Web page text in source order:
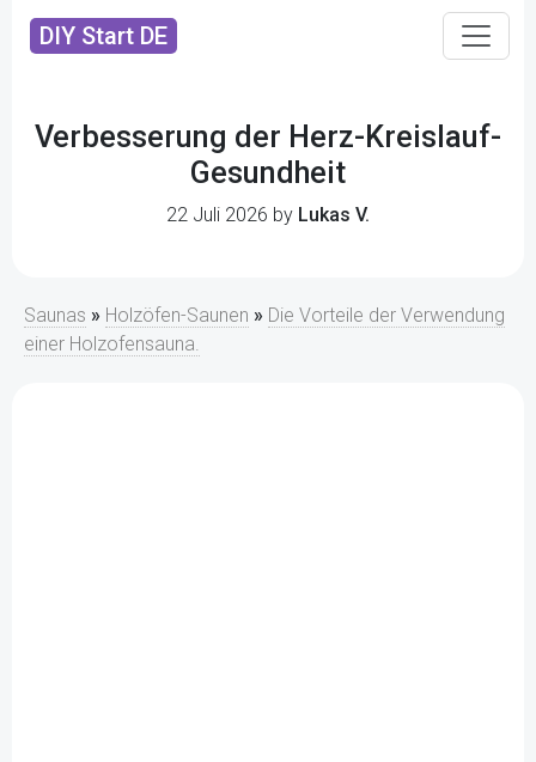
DIY Start DE
Verbesserung der Herz-Kreislauf-
Gesundheit
22 Juli 2026 by Lukas V.
Saunas » Holzöfen-Saunen » Die Vorteile der Verwendung
einer Holzofensauna.